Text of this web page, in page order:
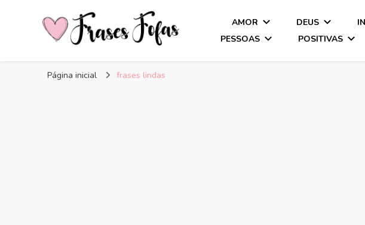
Frases Fofas
AMOR DEUS
PESSOAS
POSITIVAS
Página inicial frases lindas